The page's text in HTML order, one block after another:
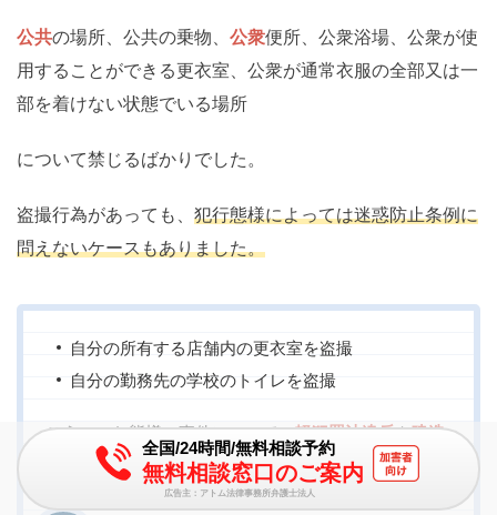
公共の場所、公共の乗物、 公衆便所、公衆浴場、公衆が使
用することができる更衣室、公衆が通常衣服の全部又は一
部を着けない状態でいる場所
について禁じるばかりでした。
盗撮行為があっても、 犯行態様によっては迷惑防止条例に
問えないケースもありました。
自分の所有する店舗内の更衣室を盗撮
自分の勤務先の学校のトイレを盗撮
こういった態様の事件について、軽犯罪法違反や建造
でしか罪に問えない場合もありました。
全国/24時間/無料相談予約
無料相談窓口のご案内
広告主：アトム法律事務所弁護士法人